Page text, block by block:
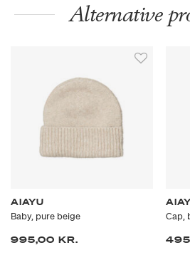
Alternative
AIAYU
Baby, pure beige
995,00 KR.
Cap,